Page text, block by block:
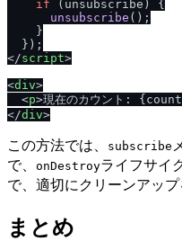
if (unsubscribe) {
unsubscribe ();
    }
</script>
<div>
<p>現在のカウント:
</div>
この方法では、 subscribe
で、
onDestroyライフサイ
で、適切にクリーンアップ
まとめ